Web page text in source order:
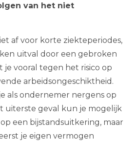
van het niet
af voor korte ziekteperiodes,
uitval door een gebroken
je vooral tegen het risico op
arbeidsongeschiktheid.
als ondernemer nergens op
uiterste geval kun je mogelijk
een bijstandsuitkering, maar
je eigen vermogen